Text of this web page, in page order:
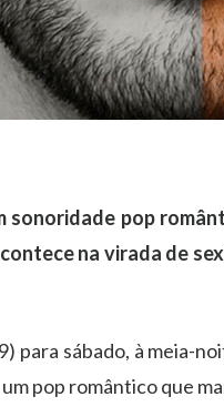
sonoridade pop
na virada de
para sábado, à meia-
um pop romântico que